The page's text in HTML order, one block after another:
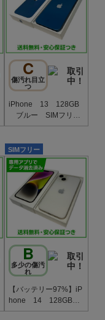
C
傷汚れ目立
つ
iPhone 13 128GB
ブルー SIMフリ
ー 楽天モバイル版
SIMフリー
B
多少の傷汚
れ
【バッテリー97%】iP
hone 14 128GB
スターライト SIMフ